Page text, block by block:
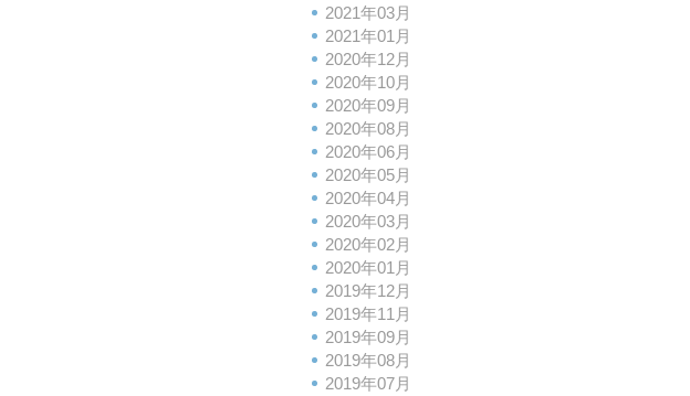
2021年03月
2021年01月
2020年12月
2020年10月
2020年09月
2020年08月
2020年06月
2020年05月
2020年04月
2020年03月
2020年02月
2020年01月
2019年12月
2019年11月
2019年09月
2019年08月
2019年07月